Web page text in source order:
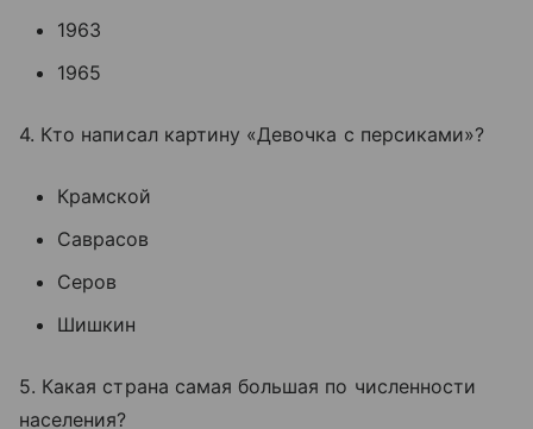
1963
1965
4. Кто написал картину «Девочка с персиками»?
Крамской
Саврасов
Серов
Шишкин
5. Какая страна самая большая по численности
населения?